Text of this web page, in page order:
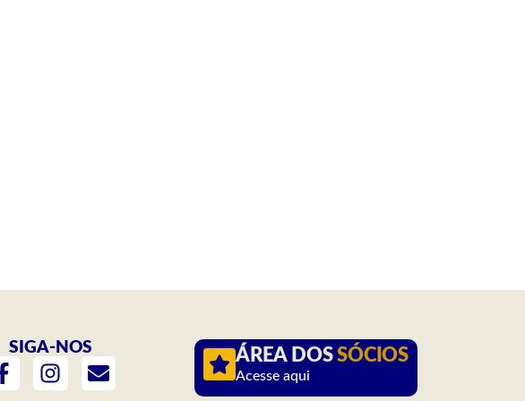
SIGA-NOS
F
a
I
n
E
n
ÁREA DOSSÓCIOS
Acesse aqui